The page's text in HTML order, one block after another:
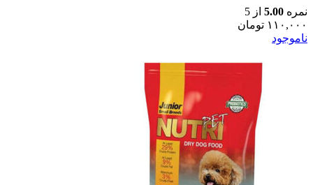
نمره 5.00 از 5
۱۱۰,۰۰۰ تومان
ناموجود